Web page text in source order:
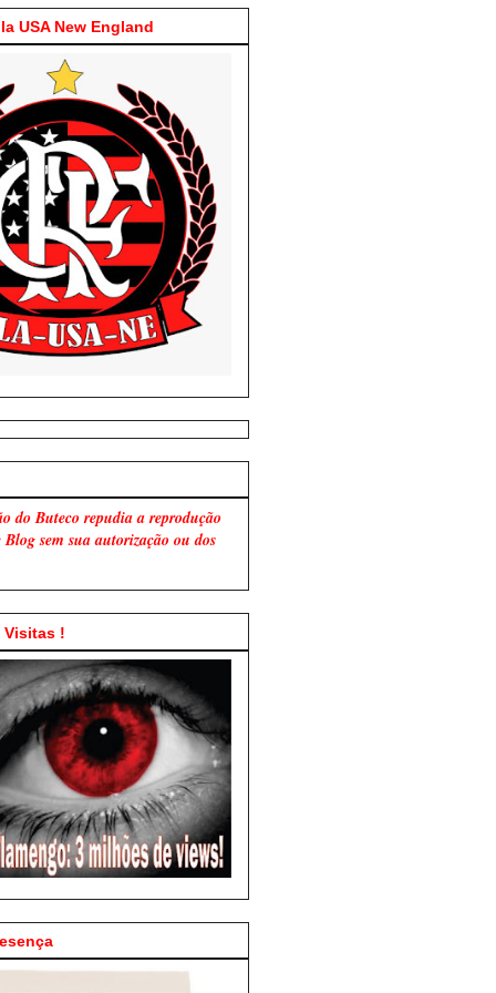
USA New England
do Buteco repudia a reprodução
Blog sem sua autorização ou dos
Visitas !